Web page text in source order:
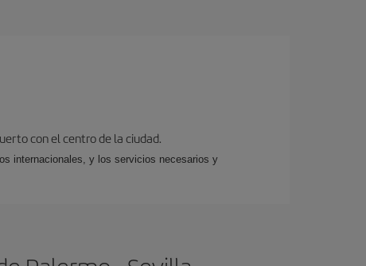
con el centro de la ciudad.
internacionales, y los servicios necesarios y